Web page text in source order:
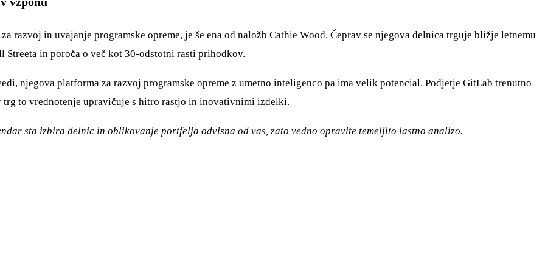
razvoj in uvajanje programske opreme, je še ena od naložb Cathie Wood. Čeprav se njegova delnica trguje bližje letnemu
in poroča o več kot 30-odstotni rasti prihodkov.
njegova platforma za razvoj programske opreme z umetno inteligenco pa ima velik potencial. Podjetje GitLab trenutno
to vrednotenje upravičuje s hitro rastjo in inovativnimi izdelki.
sta izbira delnic in oblikovanje portfelja odvisna od vas, zato vedno opravite temeljito lastno analizo.